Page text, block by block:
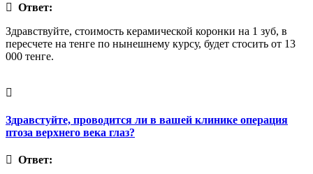
Ответ:
Здравствуйте, стоимость керамической коронки на 1 зуб, в
пересчете на тенге по нынешнему курсу, будет стосить от 13
000 тенге.
Здравстуйте, проводится ли в вашей клинике операция
птоза верхнего века глаз?
Ответ: